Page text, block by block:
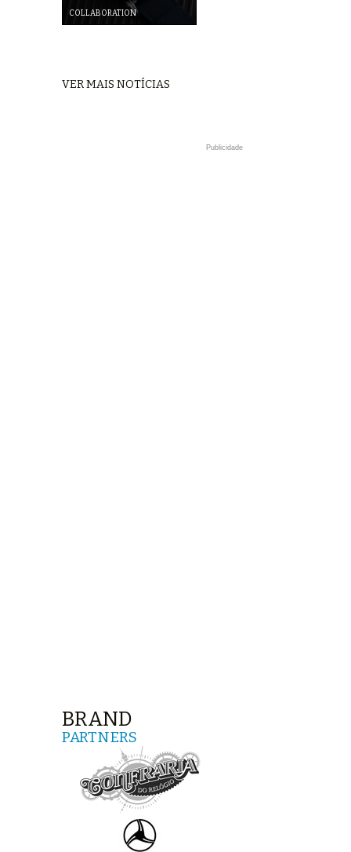
COLLABORATION
VER MAIS NOTÍCIAS
Publicidade
BRAND
PARTNERS